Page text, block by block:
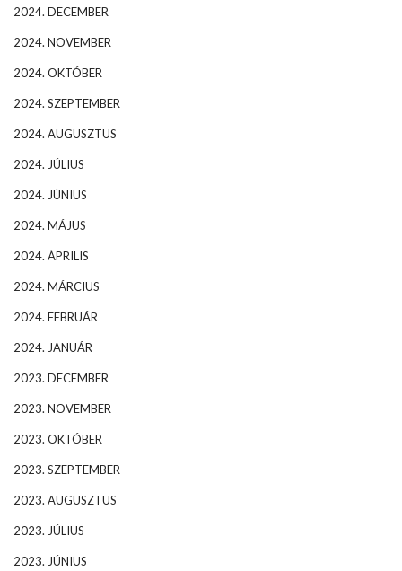
2024. DECEMBER
2024. NOVEMBER
2024. OKTÓBER
2024. SZEPTEMBER
2024. AUGUSZTUS
2024. JÚLIUS
2024. JÚNIUS
2024. MÁJUS
2024. ÁPRILIS
2024. MÁRCIUS
2024. FEBRUÁR
2024. JANUÁR
2023. DECEMBER
2023. NOVEMBER
2023. OKTÓBER
2023. SZEPTEMBER
2023. AUGUSZTUS
2023. JÚLIUS
2023. JÚNIUS